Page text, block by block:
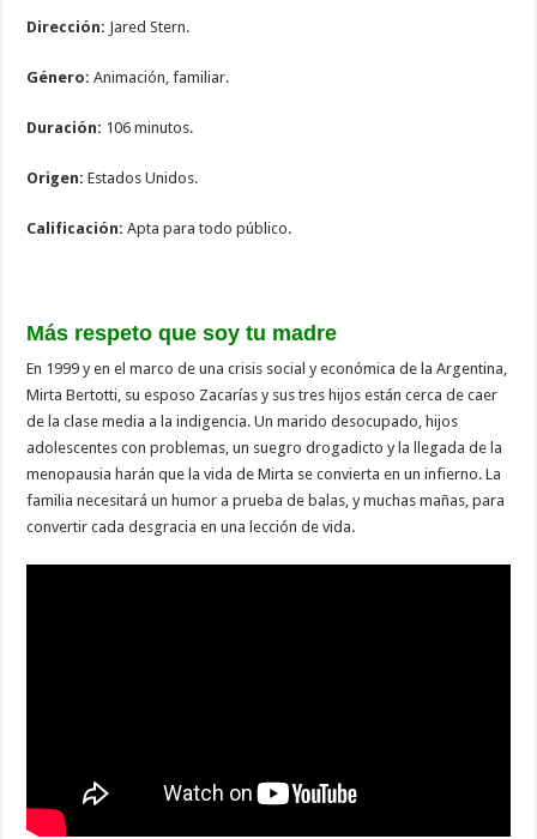
Dirección: Jared Stern.
Género: Animación, familiar.
Duración: 106 minutos.
Origen: Estados Unidos.
Calificación: Apta para todo público.
Más respeto que soy tu madre
En 1999 y en el marco de una crisis social y económica de la Argentina,
Mirta Bertotti, su esposo Zacarías y sus tres hijos están cerca de caer
de la clase media a la indigencia. Un marido desocupado, hijos
adolescentes con problemas, un suegro drogadicto y la llegada de la
menopausia harán que la vida de Mirta se convierta en un infierno. La
familia necesitará un humor a prueba de balas, y muchas mañas, para
convertir cada desgracia en una lección de vida.